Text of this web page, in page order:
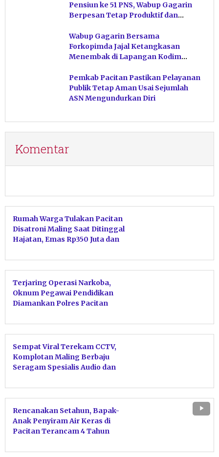
Pensiun ke 51 PNS, Wabup Gagarin
Berpesan Tetap Produktif dan
Wabup Gagarin Bersama
Forkopimda Jajal Ketangkasan
Menembak di Lapangan Kodim
Pemkab Pacitan Pastikan Pelayanan
Publik Tetap Aman Usai Sejumlah
ASN Mengundurkan Diri
Komentar
Rumah Warga Tulakan Pacitan
Disatroni Maling Saat Ditinggal
Hajatan, Emas Rp350 Juta dan
Terjaring Operasi Narkoba,
Oknum Pegawai Pendidikan
Diamankan Polres Pacitan
Sempat Viral Terekam CCTV,
Komplotan Maling Berbaju
Seragam Spesialis Audio dan
Diringkus
Rencanakan Setahun, Bapak-
Anak Penyiram Air Keras di
Pacitan Terancam 4 Tahun